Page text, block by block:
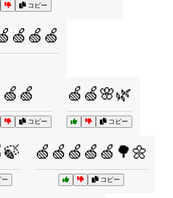
コピー
🍏🍏
コピー
🍏🍏🌸🌿
コピー
🍏🍏🍏🍏🍏🌳🌼
コピー